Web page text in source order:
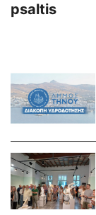
psaltis